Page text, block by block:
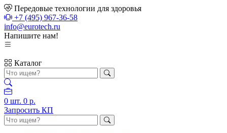
Передовые технологии для здоровья
+7 (495) 967-36-58
info@eurotech.ru
Напишите нам!
Каталог
0 шт. 0 р.
Запросить КП